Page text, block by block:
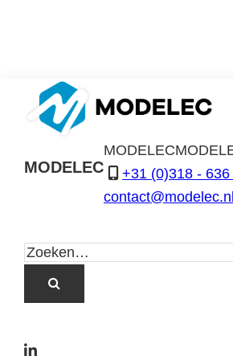
MODELEC
MODELEC
+31 (0)318 - 636
contact@modelec.nl
L